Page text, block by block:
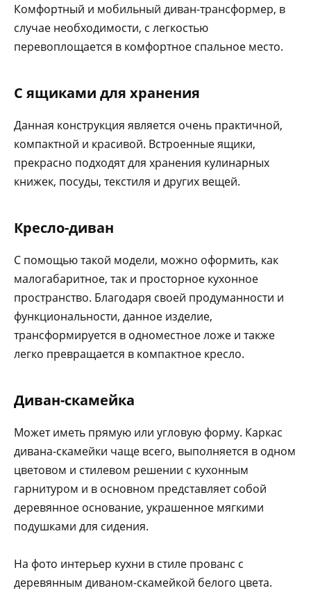
Комфортный и мобильный диван-трансформер, в
случае необходимости, с легкостью
перевоплощается в комфортное спальное место.
С ящиками для хранения
Данная конструкция является очень практичной,
компактной и красивой. Встроенные ящики,
прекрасно подходят для хранения кулинарных
книжек, посуды, текстиля и других вещей.
Кресло-диван
С помощью такой модели, можно оформить, как
малогабаритное, так и просторное кухонное
пространство. Благодаря своей продуманности и
функциональности, данное изделие,
трансформируется в одноместное ложе и также
легко превращается в компактное кресло.
Диван-скамейка
Может иметь прямую или угловую форму. Каркас
дивана-скамейки чаще всего, выполняется в одном
цветовом и стилевом решении с кухонным
гарнитуром и в основном представляет собой
деревянное основание, украшенное мягкими
подушками для сидения.
На фото интерьер кухни в стиле прованс с
деревянным диваном-скамейкой белого цвета.